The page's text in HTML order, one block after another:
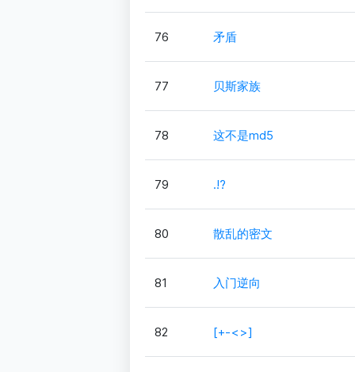
76 矛盾
77 贝斯家族
78 这不是md5
79 .!?
80 散乱的密文
81 入门逆向
82 [+-<>]